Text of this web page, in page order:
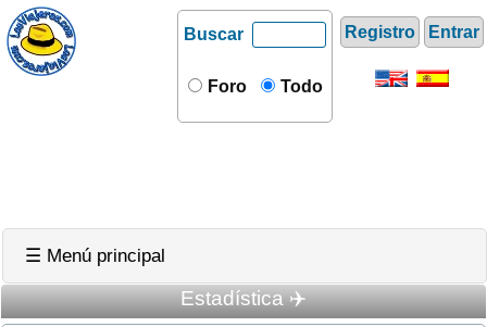
Registro Entrar
Buscar
Foro Todo
☰ Menú principal
Estadística ✈️